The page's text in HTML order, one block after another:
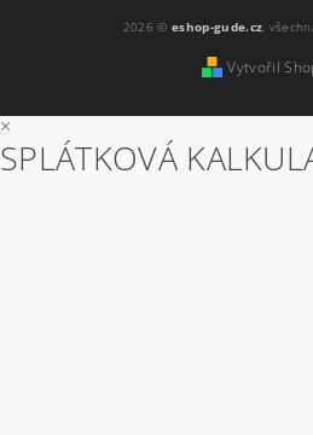
2026 ©eshop-gude.cz,
Vytvořil
×
SPLÁTKOVÁ